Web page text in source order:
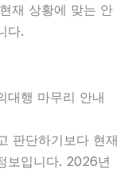
재 상황에 맞는 안
다.
대행 마무리 안내
판단하기보다 현재
보입니다. 2026년